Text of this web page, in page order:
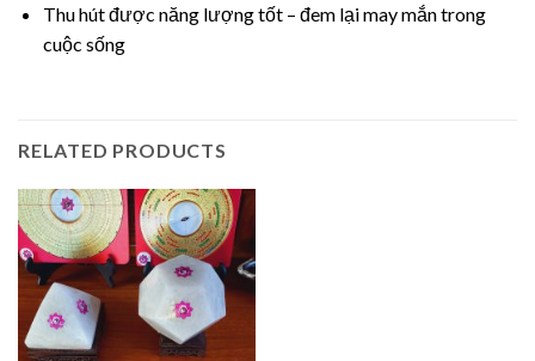
Thu hút được năng lượng tốt – đem lại may mắn trong
cuộc sống
RELATED PRODUCTS